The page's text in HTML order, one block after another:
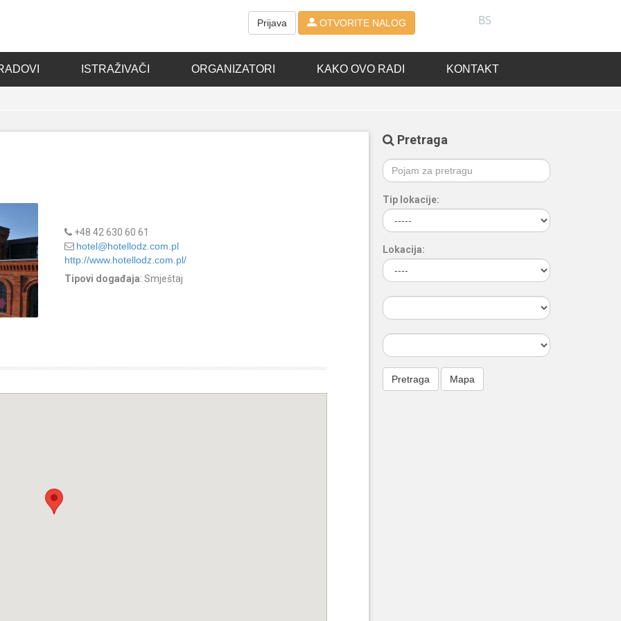
Prijava OTVORITE NALOG BS
ISTRAŽIVAČI ORGANIZATORI KAKO OVO RADI KONTAKT
+48 42 630 60 61
hotel@hotellodz.com.pl
http://www.hotellodz.com.pl/
Tipovi događaja: Smještaj
Pretraga
Tip lokacije:
Lokacija: